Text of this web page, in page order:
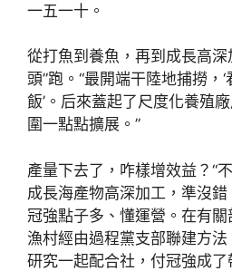
一五一十。
從打魚到養魚，再到成長高深
頭”跑。“最開端干陸地捕撈，
飯’。后來蓋起了尺度化養殖
圍一點點擴展。”
產量下去了，咋樣增效益？“不
成長海產物高深加工，準沒
冠強點子多、懂運營。在有
漁村經由過程黨支部聯建方
研究一起配合社，付冠強成